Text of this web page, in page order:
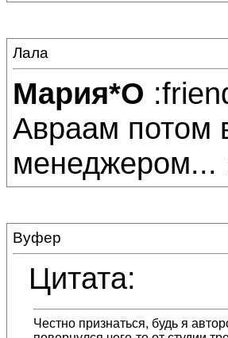
Лала
Мария*О
Авраам потом
менеджером...
Вуфер
Цитата:
Честно признаться, будь я